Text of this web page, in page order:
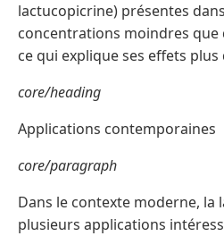
lactucopicrine) présentes
concentrations moindres que
ce qui explique ses effets plus
core/heading
Applications contemporaines
core/paragraph
Dans le contexte moderne, la
plusieurs applications